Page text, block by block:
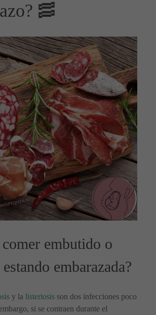
🥓
comer embutido o
embarazada?
y la listeriosis son dos infecciones poco
si se contraen durante el